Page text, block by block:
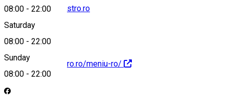
08:00 - 22:00
Saturday
08:00 - 22:00
Sunday
08:00 - 22:00
contact@lepetitbistro.ro
https://lepetitbistro.ro/meniu-ro/